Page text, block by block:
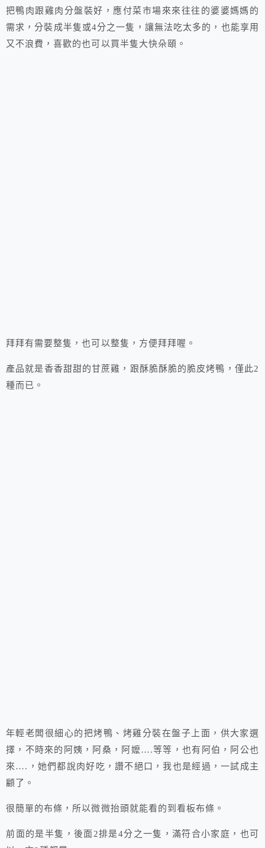
把鴨肉跟雞肉分盤裝好，應付菜市場來來往往的婆婆媽媽的
需求，分裝成半隻或4分之一隻，讓無法吃太多的，也能享用
又不浪費，喜歡的也可以買半隻大快朵頤。
拜拜有需要整隻，也可以整隻，方便拜拜喔。
產品就是香香甜甜的甘蔗雞，跟酥脆酥脆的脆皮烤鴨，僅此2
種而已。
年輕老闆很細心的把烤鴨、烤雞分裝在盤子上面，供大家選
擇，不時來的阿姨，阿桑，阿嬤….等等，也有阿伯，阿公也
來….，她們都說肉好吃，讚不絕口，我也是經過，一試成主
顧了。
很簡單的布條，所以微微抬頭就能看的到看板布條。
前面的是半隻，後面2排是4分之一隻，滿符合小家庭，也可